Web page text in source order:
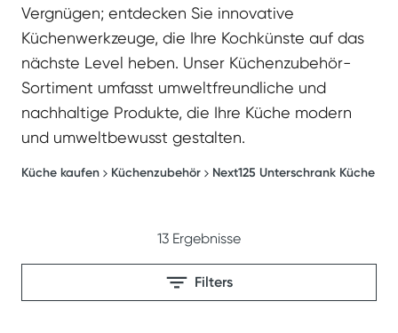
Vergnügen; entdecken Sie innovative
Küchenwerkzeuge, die Ihre Kochkünste auf das
nächste Level heben. Unser Küchenzubehör-
Sortiment umfasst umweltfreundliche und
nachhaltige Produkte, die Ihre Küche modern
und umweltbewusst gestalten.
Küche kaufen Küchenzubehör Next125 Unterschrank Küche
13 Ergebnisse
Filters